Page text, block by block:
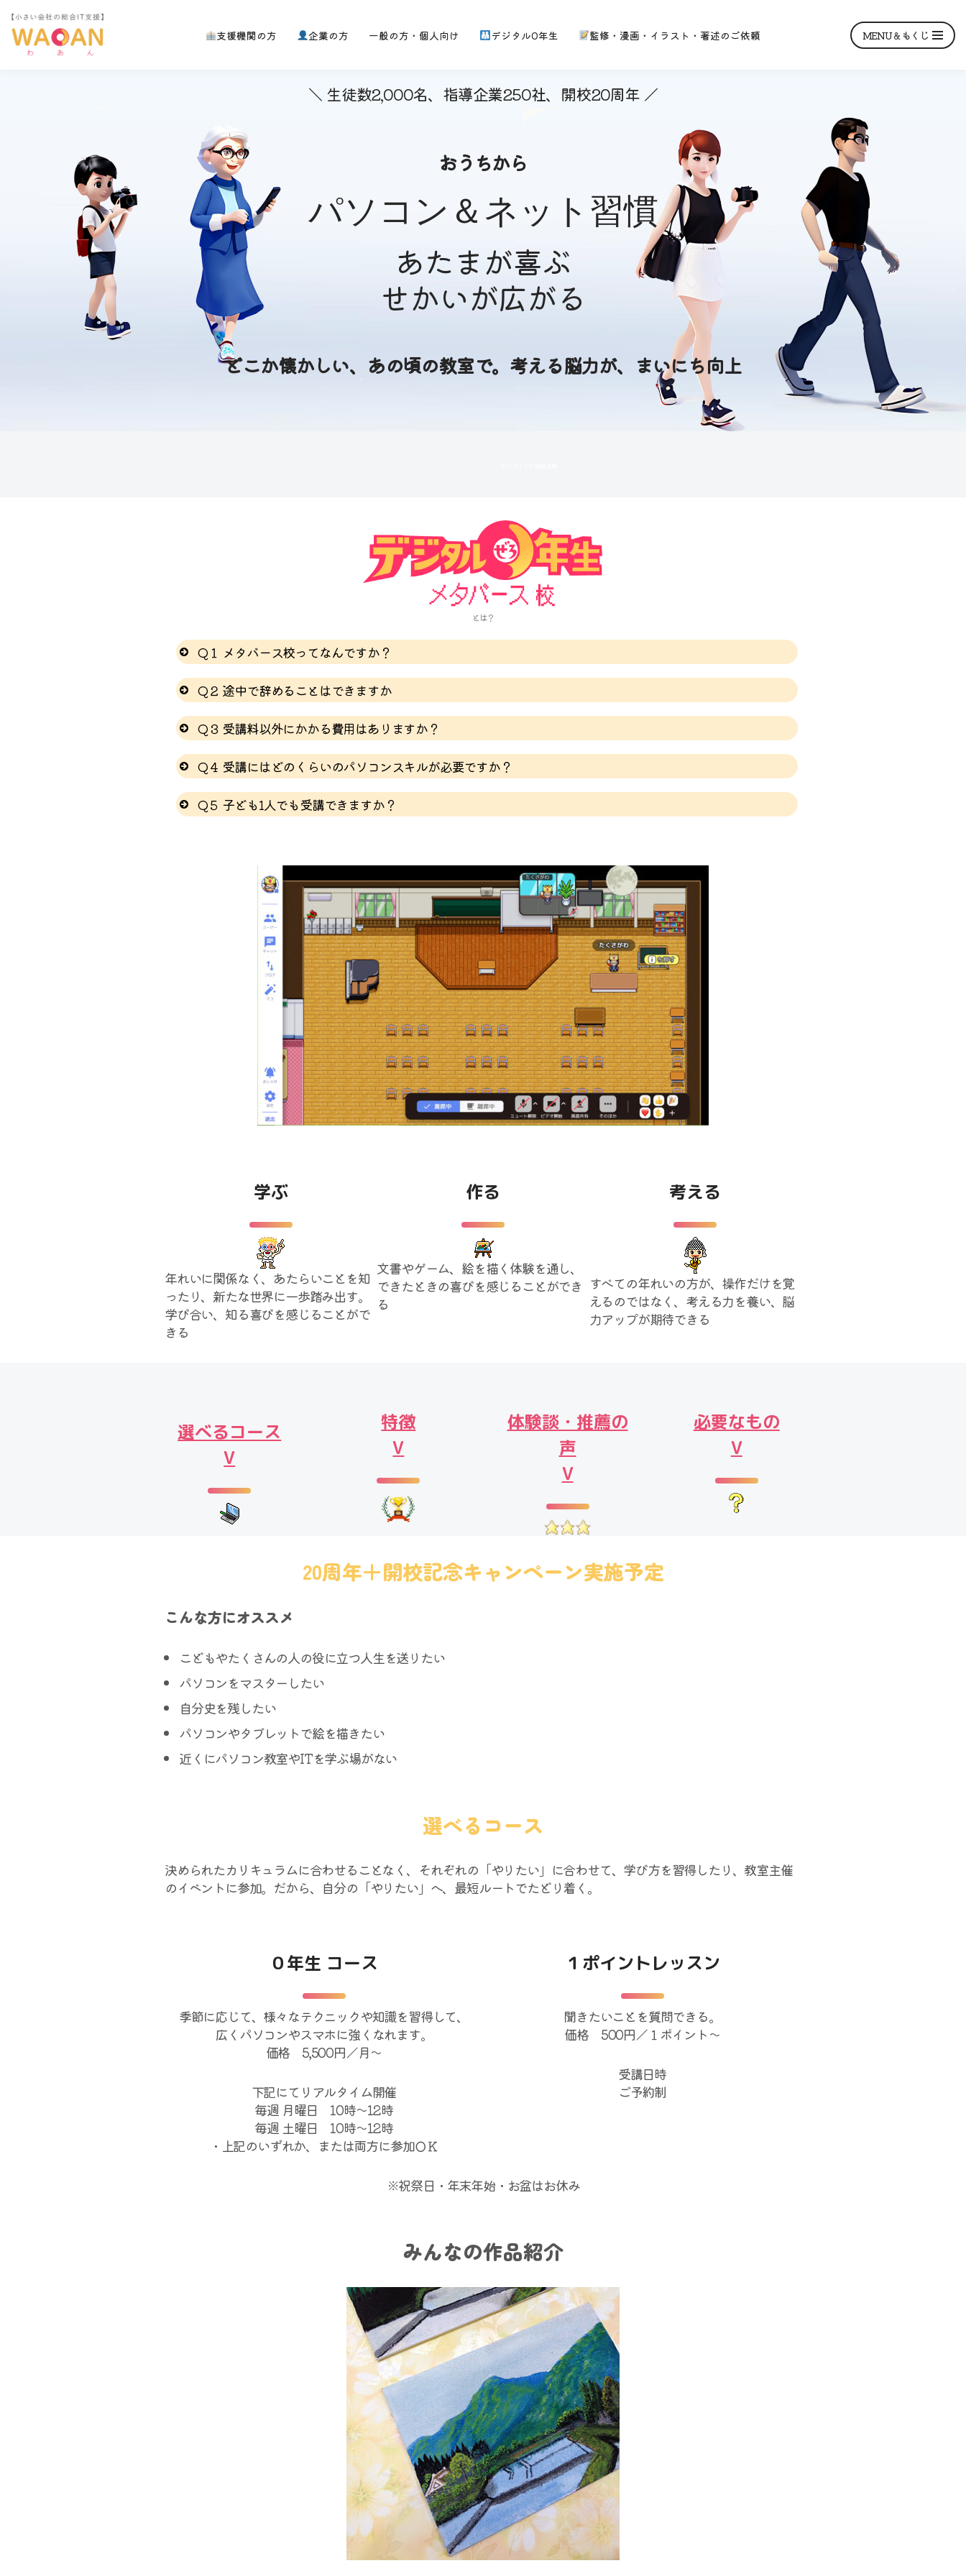
コ
支援機関の方 企業の方 一般の方・個人向け デジタル0年生 監修・漫画・イラスト・著述のご依頼 MENU＆もくじ
＼ 生徒数2,000名、指導企業250社、開校20周年 ／
おうちから
パソコン＆ネット習慣
あたまが喜ぶ
せかいが広がる
どこか懐かしい、あの頃の教室で。考える脳力が、まいにち向上
とは？
Q１ メタバース校ってなんですか？
メタバースとは、もう１つのインターネット上の世界です。服装やメイクなど気にすることなく、参加することができま
Q２ 途中で辞めることはできますか
はい。可能です。解約をお申し出いただいた月の末日を持って終了となります。
Q３ 受講料以外にかかる費用はありますか？
いいえ、ありません。ただし、受講に使われるパソコンやインターネット通信費は、お客様の自己負
担となります。
Q４ 受講にはどのくらいのパソコンスキルが必要ですか？
パソコン入門レベルを理解されているとスムーズに受講できます。まずは、
さい。
Q５ 子ども1人でも受講できますか？
学ぶ
年れいに関係なく、あたらいことを知
ったり、新たな世界に一歩踏み出す。
学び合い、知る喜びを感じることがで
きる
作る
文書やゲーム、絵を描く体験を通し、
できたときの喜びを感じることができ
る
考える
すべての年れいの方が、操作だけを覚
えるのではなく、考える力を養い、脳
力アップが期待できる
選べるコース
V
特徴
V
体験談・推薦の
声
V
必要なもの
V
20周年＋開校記念キャンペーン実施予定
こんな方にオススメ
こどもやたくさんの人の役に立つ人生を送りたい
パソコンをマスターしたい
自分史を残したい
パソコンやタブレットで絵を描きたい
近くにパソコン教室やITを学ぶ場がない
選べるコース
決められたカリキュラムに合わせることなく、それぞれの「やりたい」に合わせて、学び方を習得したり、教室主催
のイベントに参加。だから、自分の「やりたい」へ、最短ルートでたどり着く。
０年生 コース
季節に応じて、様々なテクニックや知識を習得して、
広くパソコンやスマホに強くなれます。
価格 5,500円／月～
下記にてリアルタイム開催
毎週 月曜日 10時～12時
毎週 土曜日 10時～12時
・上記のいずれか、または両方に参加ＯＫ
１ポイントレッスン
聞きたいことを質問できる。
価格 500円／１ポイント～
受講日時
ご予約制
※祝祭日・年末年始・お盆はお休み
みんなの作品紹介